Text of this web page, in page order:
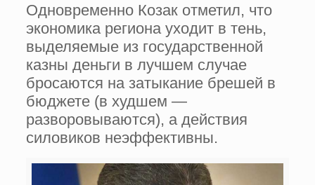
Одновременно Козак отметил, что
экономика региона уходит в тень,
выделяемые из государственной
казны деньги в лучшем случае
бросаются на затыкание брешей в
бюджете (в худшем —
разворовываются), а действия
силовиков неэффективны.